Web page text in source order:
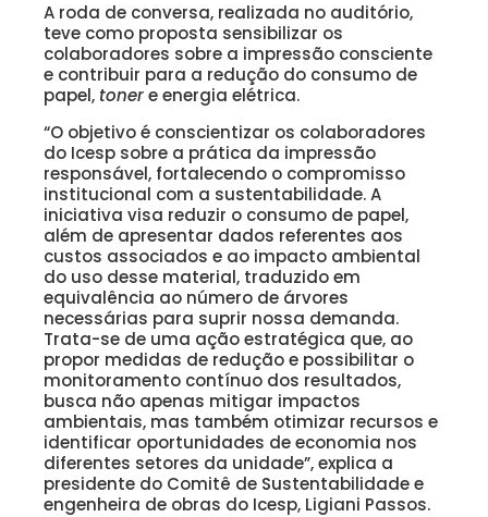
A roda de conversa, realizada no auditório,
teve como proposta sensibilizar os
colaboradores sobre a impressão consciente
e contribuir para a redução do consumo de
papel, tonere energia elétrica.
“O objetivo é conscientizar os colaboradores
do Icesp sobre a prática da impressão
responsável, fortalecendo o compromisso
institucional com a sustentabilidade. A
iniciativa visa reduzir o consumo de papel,
além de apresentar dados referentes aos
custos associados e ao impacto ambiental
do uso desse material, traduzido em
equivalência ao número de árvores
necessárias para suprir nossa demanda.
Trata-se de uma ação estratégica que, ao
propor medidas de redução e possibilitar o
monitoramento contínuo dos resultados,
busca não apenas mitigar impactos
ambientais, mas também otimizar recursos e
identificar oportunidades de economia nos
diferentes setores da unidade”, explica a
presidente do Comitê de Sustentabilidade e
engenheira de obras do Icesp, Ligiani Passos.